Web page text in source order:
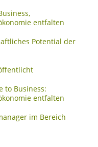
entfalten
Potential der
to Business:
entfalten
im Bereich